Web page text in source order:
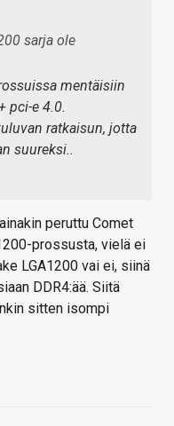
sarja ole
mentäisiin
pci-e 4.0.
ratkaisun, jotta
suureksi..
peruttu Comet
prossusta, vielä ei
LGA1200 vai ei, siinä
DDR4:ää. Siitä
sitten isompi